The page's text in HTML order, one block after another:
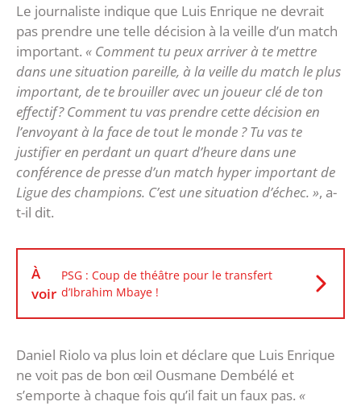
Le journaliste indique que Luis Enrique ne devrait
pas prendre une telle décision à la veille d’un match
important. « Comment tu peux arriver à te mettre
dans une situation pareille, à la veille du match le plus
important, de te brouiller avec un joueur clé de ton
effectif ? Comment tu vas prendre cette décision en
l’envoyant à la face de tout le monde ? Tu vas te
justifier en perdant un quart d’heure dans une
conférence de presse d’un match hyper important de
Ligue des champions. C’est une situation d’échec. », a-
t-il dit.
À
voir
PSG : Coup de théâtre pour le transfert
d’Ibrahim Mbaye !
Daniel Riolo va plus loin et déclare que Luis Enrique
ne voit pas de bon œil Ousmane Dembélé et
s’emporte à chaque fois qu’il fait un faux pas. «